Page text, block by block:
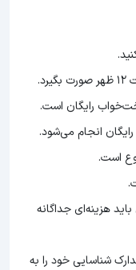
است.
هزینه‌ای جداگانه
شناسایی خود را به